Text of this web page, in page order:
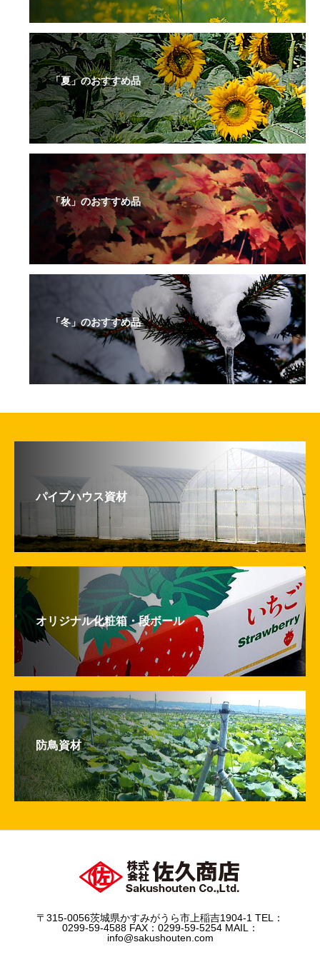
「夏」のおすすめ品
「秋」のおすすめ品
「冬」のおすすめ品
パイプハウス資材
オリジナル化粧箱・段ボール
防鳥資材
〒315-0056茨城県かすみがうら市上稲吉1904-1 TEL：
0299-59-4588 FAX：0299-59-5254 MAIL：
info@sakushouten.com